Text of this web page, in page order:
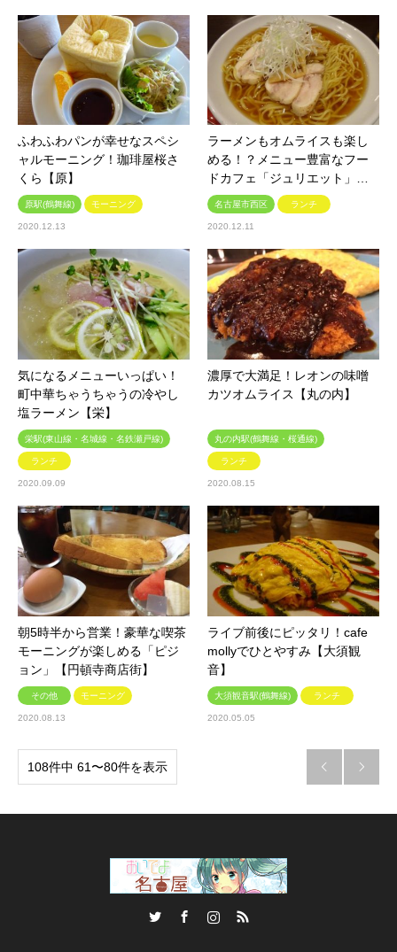
ふわふわパンが幸せなスペシ
ャルモーニング！珈琲屋桜さ
くら【原】
原駅(鶴舞線) モーニング
2020.12.13
ラーメンもオムライスも楽し
める！？メニュー豊富なフー
ドカフェ「ジュリエット」…
名古屋市西区 ランチ
2020.12.11
気になるメニューいっぱい！
町中華ちゃうちゃうの冷やし
塩ラーメン【栄】
栄駅(東山線・名城線・名鉄瀬戸線)
ランチ
2020.09.09
濃厚で大満足！レオンの味噌
カツオムライス【丸の内】
丸の内駅(鶴舞線・桜通線)
ランチ
2020.08.15
朝5時半から営業！豪華な喫茶
モーニングが楽しめる「ピジ
ョン」【円頓寺商店街】
その他 モーニング
2020.08.13
ライブ前後にピッタリ！cafe
mollyでひとやすみ【大須観
音】
大須観音駅(鶴舞線) ランチ
2020.05.05
108件中 61〜80件を表示  
RSS